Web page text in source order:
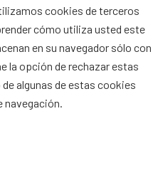
cookies de terceros
cómo utiliza usted este
en su navegador sólo con
la opción de rechazar estas
algunas de estas cookies
navegación.